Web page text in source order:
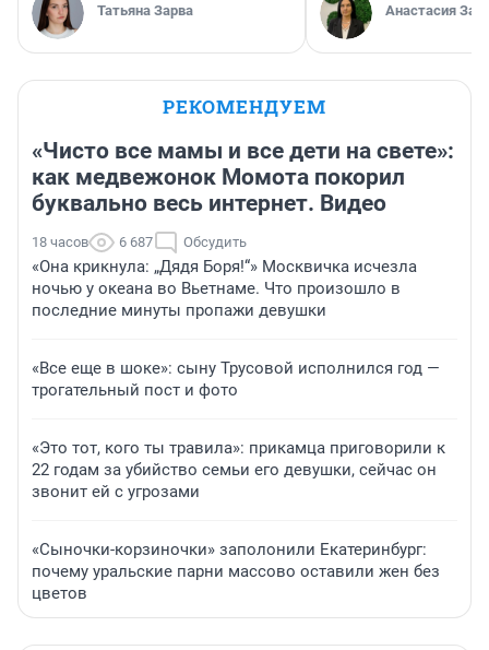
Татьяна Зарва Анастасия
РЕКОМЕНДУЕМ
«Чисто все мамы и все дети на свете»:
как медвежонок Момота покорил
буквально весь интернет. Видео
18 часов 6 687 Обсудить
«Она крикнула: „Дядя Боря!“» Москвичка исчезла
ночью у океана во Вьетнаме. Что произошло в
последние минуты пропажи девушки
«Все еще в шоке»: сыну Трусовой исполнился год —
трогательный пост и фото
«Это тот, кого ты травила»: прикамца приговорили к
22 годам за убийство семьи его девушки, сейчас он
звонит ей с угрозами
«Сыночки-корзиночки» заполонили Екатеринбург:
почему уральские парни массово оставили жен без
цветов